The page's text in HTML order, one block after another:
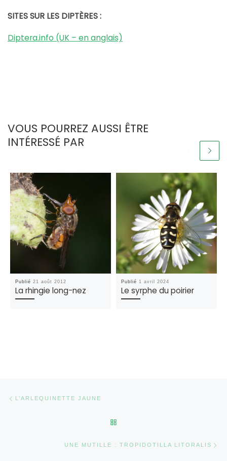
SITES SUR LES DIPTÈRES :
Diptera.info (UK – en anglais)
VOUS POURREZ AUSSI ÊTRE
INTÉRESSÉ PAR
Publié21 août 2012
La rhingie long-nez
Publié1 avril 2024
Le syrphe du poirier
L’ARLEQUINETTE JAUNE
UNE MUTILLE : TROPIDOTILLA LITORALIS